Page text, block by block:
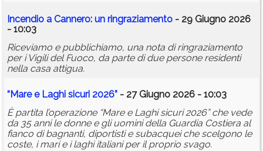
Incendio a Cannero: un ringraziamento - 29 Giugno 2026
- 10:03
Riceviamo e pubblichiamo, una nota di ringraziamento
per i Vigili del Fuoco, da parte di due persone residenti
nella casa attigua.
“Mare e Laghi sicuri 2026” - 27 Giugno 2026 - 10:03
È partita l’operazione “Mare e Laghi sicuri 2026” che vede
da 35 anni le donne e gli uomini della Guardia Costiera al
fianco di bagnanti, diportisti e subacquei che scelgono le
coste, i mari e i laghi italiani per il proprio svago.